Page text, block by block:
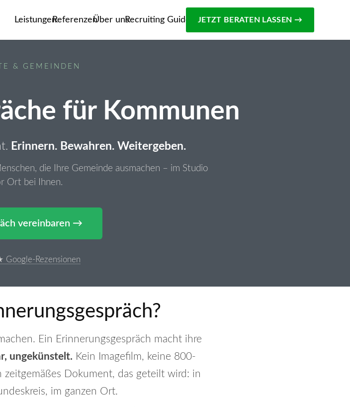
LeistungenReferenzenÜber unsRecruiting Guide JETZT BERATEN LASSEN →
& GEMEINDEN
für Kommunen
Erinnern. Bewahren. Weitergeben.
die Ihre Gemeinde ausmachen – im Studio
Ort bei Ihnen.
vereinbaren →
Rezensionen
Ein Erinnerungsgespräch macht ihre
ungekünstelt. Kein Imagefilm, keine 800-
Dokument, das geteilt wird: in
im ganzen Ort.